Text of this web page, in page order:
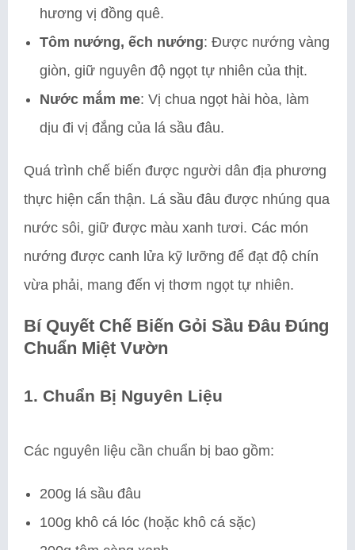
hương vị đồng quê.
Tôm nướng, ếch nướng: Được nướng vàng
giòn, giữ nguyên độ ngọt tự nhiên của thịt.
Nước mắm me: Vị chua ngọt hài hòa, làm
dịu đi vị đắng của lá sầu đâu.
Quá trình chế biến được người dân địa phương
thực hiện cẩn thận. Lá sầu đâu được nhúng qua
nước sôi, giữ được màu xanh tươi. Các món
nướng được canh lửa kỹ lưỡng để đạt độ chín
vừa phải, mang đến vị thơm ngọt tự nhiên.
Bí Quyết Chế Biến Gỏi Sầu Đâu Đúng
Chuẩn Miệt Vườn
1. Chuẩn Bị Nguyên Liệu
Các nguyên liệu cần chuẩn bị bao gồm:
200g lá sầu đâu
100g khô cá lóc (hoặc khô cá sặc)